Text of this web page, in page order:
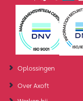
Oplossingen
Over Axoft